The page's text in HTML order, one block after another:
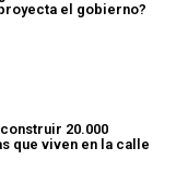
el gobierno?
20.000
que viven en la calle